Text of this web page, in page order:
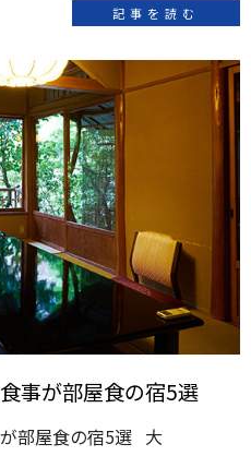
記事を読む
事が部屋食の宿5選
が部屋食の宿5選 大